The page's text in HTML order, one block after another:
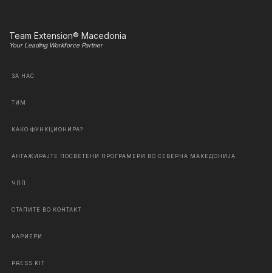
Team Extension® Macedonia
Your Leading Workforce Partner
ЗА НАС
ТИМ
КАКО ФУНКЦИОНИРА?
АНГАЖИРАЈТЕ ПОСВЕТЕНИ ПРОГРАМЕРИ ВО СЕВЕРНА МАКЕДОНИЈА
ЧПП
СТАПИТЕ ВО КОНТАКТ
КАРИЕРИ
PRESS KIT